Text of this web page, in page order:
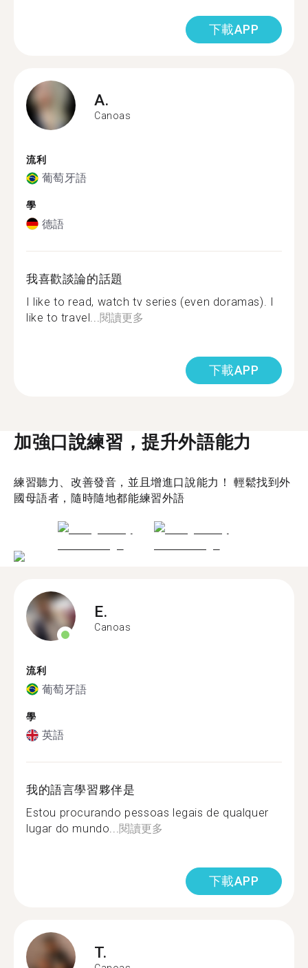
下載APP
A.
Canoas
流利
葡萄牙語
學
德語
我喜歡談論的話題
I like to read, watch tv series (even doramas). I
like to travel... 閱讀更多
下載APP
加強口說練習，提升外語能力
練習聽力、改善發音，並且增進口說能力！ 輕鬆找到外
國母語者，隨時隨地都能練習外語
E.
Canoas
流利
葡萄牙語
學
英語
我的語言學習夥伴是
Estou procurando pessoas legais de qualquer
lugar do mundo...閱讀更多
下載APP
T.